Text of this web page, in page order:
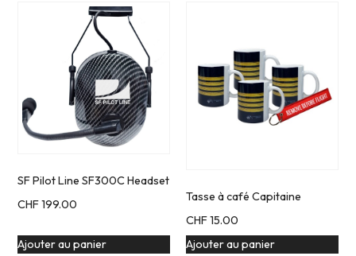
SF Pilot Line SF300C Headset
CHF199.00
Ajouter au panier
Tasse à café Capitaine
CHF15.00
Ajouter au panier